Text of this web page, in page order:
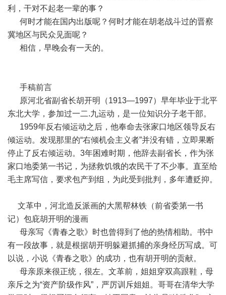
利，干对不起老一辈的事？
何时才能在国内出版呢？何时才能在胡老战斗过的晋察
冀地区与民众见面呢？
相信，早晚会有一天的。
手稿前言
原河北省副省长胡开明（1913—1997）早年毕业于北平
东北大学，参加过一二.九运动，是一位知识分子老干部。
1959年反右倾运动之后，他奉命去张家口地区领导反右
倾运动。发现那里的“右倾机会主义者”并没有错，立即果断
停止了反右倾运动。3年困难时期，他辞去副省长，作为张
家口地委第一书记，为拯救饥饿的农民干了不少事。直至给
毛主席写信，要求包产到组，为此受到批判，多年遭贬抑。
文革中，河北造反派画的大黑帮林铁（前省委第一书
记）包庇胡开明的漫画
母亲写《青春之歌》时也曾得到了他的热情相助。书中
有一段故事，就是根据胡开明躲避抓捕的亲身经历写成。可
以说，小说《青春之歌》的成功，也有胡开明的贡献。
母亲原来很正统，很左。文革前，姐姐穿双高跟鞋，母
亲斥之为“资产阶级作风”，严厉训斥姐姐。哥哥在清华大学